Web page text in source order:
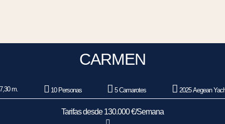
CARMEN
m. 10 Personas 5 Camarotes 2025 Aegean
Tarifas desde 130.000 €/Semana